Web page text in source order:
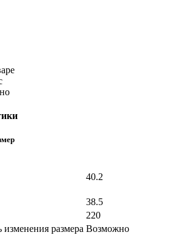
40.2
38.5
220
размера Возможно